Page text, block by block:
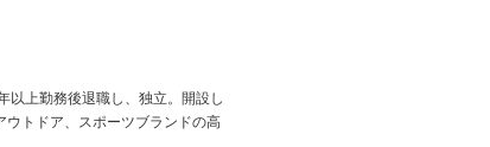
トドア、スポーツブランドの高